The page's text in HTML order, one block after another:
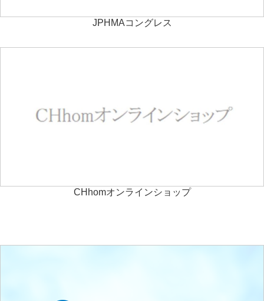
JPHMAコングレス
CHhomオンラインショップ